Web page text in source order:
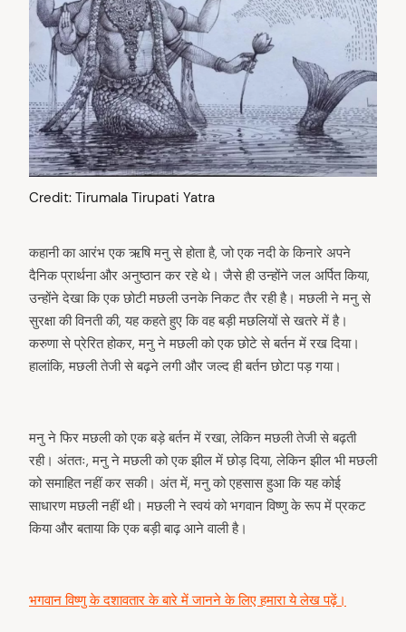
Credit: Tirumala Tirupati Yatra
कहानी का आरंभ एक ऋषि मनु से होता है, जो एक नदी के किनारे अपने
दैनिक प्रार्थना और अनुष्ठान कर रहे थे। जैसे ही उन्होंने जल अर्पित किया,
उन्होंने देखा कि एक छोटी मछली उनके निकट तैर रही है। मछली ने मनु से
सुरक्षा की विनती की, यह कहते हुए कि वह बड़ी मछलियों से खतरे में है।
करुणा से प्रेरित होकर, मनु ने मछली को एक छोटे से बर्तन में रख दिया।
हालांकि, मछली तेजी से बढ़ने लगी और जल्द ही बर्तन छोटा पड़ गया।
मनु ने फिर मछली को एक बड़े बर्तन में रखा, लेकिन मछली तेजी से बढ़ती
रही। अंततः, मनु ने मछली को एक झील में छोड़ दिया, लेकिन झील भी मछली
को समाहित नहीं कर सकी। अंत में, मनु को एहसास हुआ कि यह कोई
साधारण मछली नहीं थी। मछली ने स्वयं को भगवान विष्णु के रूप में प्रकट
किया और बताया कि एक बड़ी बाढ़ आने वाली है।
भगवान विष्णु के दशावतार के बारे में जानने के लिए हमारा ये लेख पढ़ें।